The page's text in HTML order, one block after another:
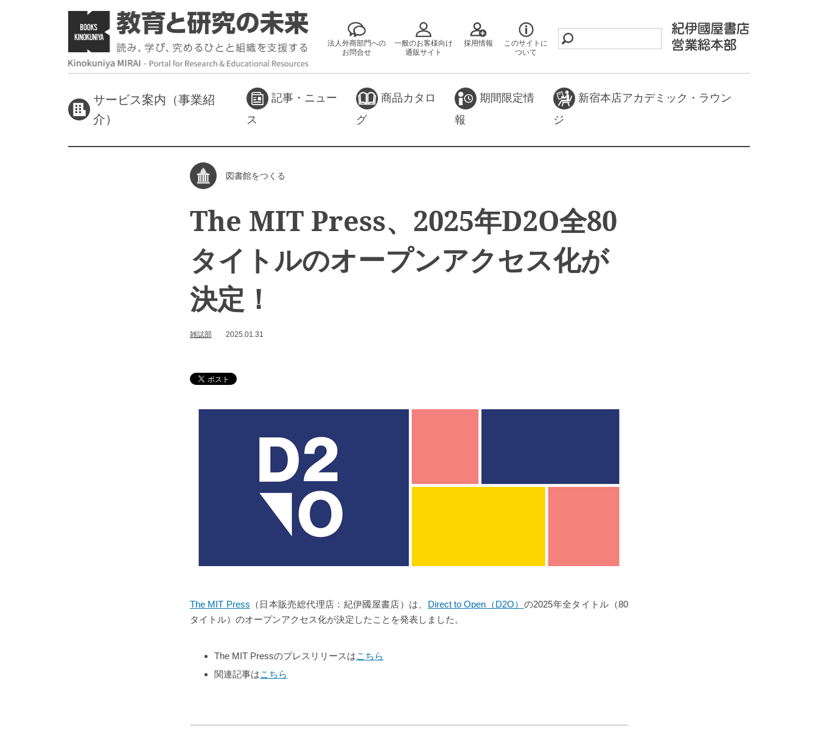
法人外商部門への
お問合せ
一般のお客様向け
通販サイト
採用情報
このサイトに
ついて
サービス案内（事業紹
介）
記事・ニュー
ス
商品カタロ
グ
期間限定情
報
新宿本店アカデミック・ラウン
ジ
図書館をつくる
The MIT Press、2025年D2O全80
タイトルのオープンアクセス化が
決定！
雑誌部 2025.01.31
The MIT Press （日本販売総代理店：紀伊國屋書店）は、 Direct to Open（D2O） の2025年全タイトル（80
タイトル）のオープンアクセス化が決定したことを発表しました。
The MIT Pressのプレスリリースはこちら
関連記事はこちら